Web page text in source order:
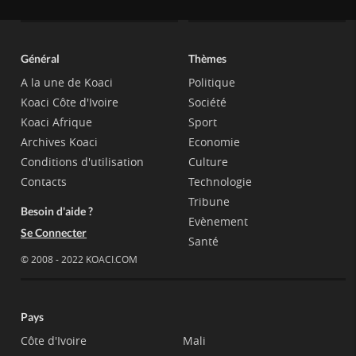
Général
A la une de Koaci
Koaci Côte d'Ivoire
Koaci Afrique
Archives Koaci
Conditions d'utilisation
Contacts
Besoin d'aide ?
Se Connecter
© 2008 - 2022 KOACI.COM
Thèmes
Politique
Société
Sport
Economie
Culture
Technologie
Tribune
Evènement
Santé
Pays
Côte d'Ivoire
Mali